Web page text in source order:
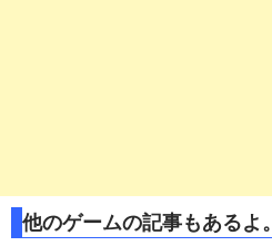
他のゲームの記事もあるよ。